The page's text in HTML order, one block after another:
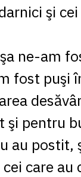
şi
ne-am
fost puşi
şi pentru
au postit,
care